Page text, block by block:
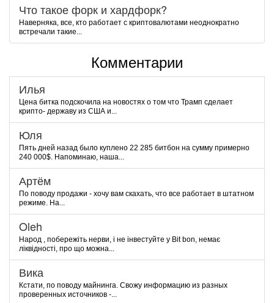
Что такое форк и хардфорк?
Наверняка, все, кто работает с криптовалютами неоднократно
встречали такие...
Комментарии
Илья
Цена битка подскочила на новостях о том что Трамп сделает
крипто- державу из США и...
Юля
Пять дней назад было куплено 22 285 битбон на сумму примерно
240 000$. Напоминаю, наша...
Артём
По поводу продажи - хочу вам скахать, что все работает в штатном
режиме. На...
Oleh
Народ , побережіть нерви, і не інвестуйте у Bit bon, немає
ліквідності, про що можна...
Вика
Кстати, по поводу майнинга. Свожу информацию из разных
проверенных источников -...